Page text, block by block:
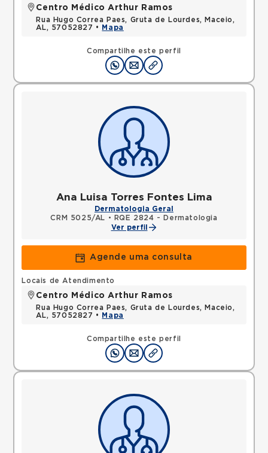
Compartilhe este perfil
Centro Médico Arthur Ramos
Rua Hugo Correa Paes, Gruta de Lourdes, Maceio,
AL, 57052827 •
Mapa
Ana Luisa Torres Fontes Lima
Dermatologia Geral
CRM 5025/AL •
RQE 2824 - Dermatologia
Ver perfil
Agende uma consulta
Compartilhe este perfil
Locais de Atendimento
Centro Médico Arthur Ramos
Rua Hugo Correa Paes, Gruta de Lourdes, Maceio,
AL, 57052827 •
Mapa